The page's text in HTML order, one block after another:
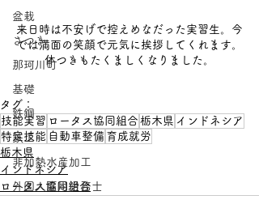
盆栽
さつき
那珂川町
基礎
鉄鋼
鉄工
非加熱水産加工
外国人雇用労務士
来日時は不安げで控えめなだった実習生。今
では満面の笑顔で元気に挨拶してくれます。
体つきもたくましくなりました。
タグ：
技能実習 ロータス協同組合 栃木県 インドネシア
特定技能 自動車整備 育成就労
栃木県
インドネシア
ロータス協同組合